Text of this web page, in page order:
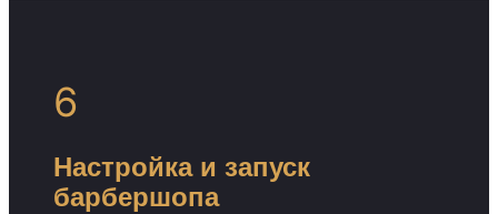
6
Настройка и запуск
барбершопа